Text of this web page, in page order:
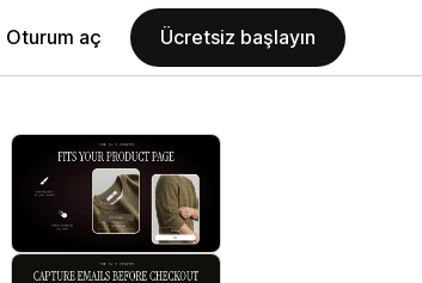
Oturum aç Ücretsiz başlayın